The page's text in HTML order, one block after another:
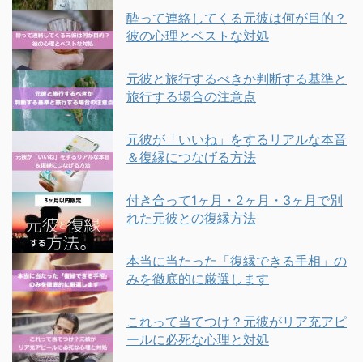
酔って連絡してくる元彼は何が目的？
彼の心理とベストな対処
元彼と旅行するべきか判断する基準と
旅行する場合の注意点
元彼が「いいね」をするリアルな本音
＆復縁につなげる方法
付き合って1ヶ月・2ヶ月・3ヶ月で別
れた元彼との復縁方法
本当に当たった「復縁できる手相」の
みを徹底的に厳選します
これって当てつけ？元彼がリア充アピ
ールに必死な心理と対処